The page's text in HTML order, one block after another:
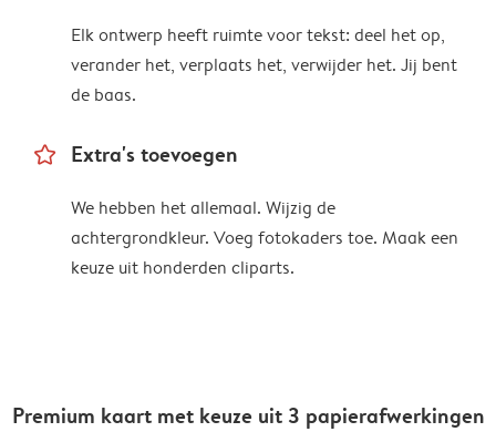
Elk ontwerp heeft ruimte voor tekst: deel het op,
verander het, verplaats het, verwijder het. Jij bent
de baas.
star_outline Extra's toevoegen
We hebben het allemaal. Wijzig de
achtergrondkleur. Voeg fotokaders toe. Maak een
keuze uit honderden cliparts.
Premium kaart met keuze uit 3 papierafwerkingen